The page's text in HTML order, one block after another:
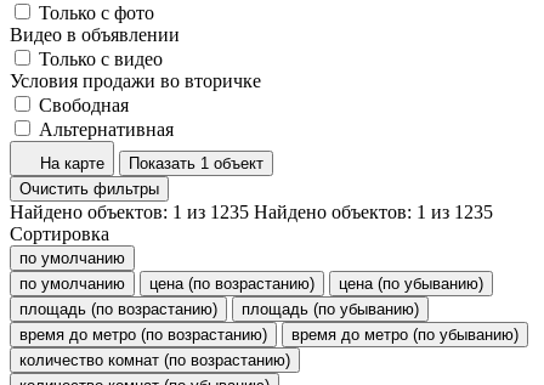
Только с фото
Видео в объявлении
Только с видео
Условия продажи во вторичке
Свободная
Альтернативная
На карте
Показать 1 объект
Очистить фильтры
Найдено объектов: 1 из 1235 Найдено объектов: 1 из 1235
Сортировка
по умолчанию
по умолчанию
цена (по возрастанию)
цена (по убыванию)
площадь (по возрастанию)
площадь (по убыванию)
время до метро (по возрастанию)
время до метро (по убыванию)
количество комнат (по возрастанию)